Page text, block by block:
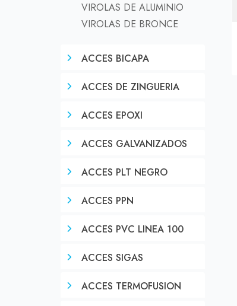
VIROLAS DE ALUMINIO
VIROLAS DE BRONCE
ACCES BICAPA
ACCES DE ZINGUERIA
ACCES EPOXI
ACCES GALVANIZADOS
ACCES PLT NEGRO
ACCES PPN
ACCES PVC LINEA 100
ACCES SIGAS
ACCES TERMOFUSION